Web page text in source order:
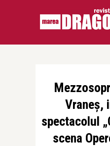
Vraneș,
spectacolul
scena